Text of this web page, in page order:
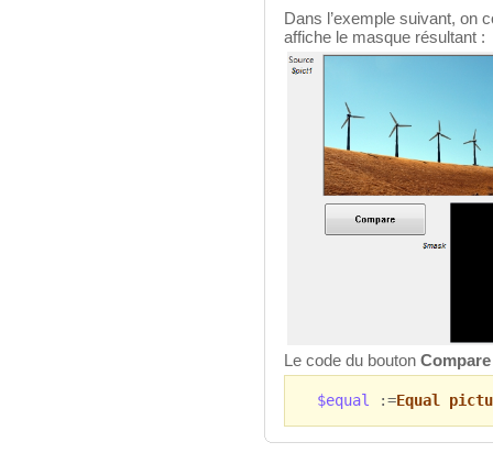
Dans l’exemple suivant, on
affiche le masque résultant :
Le code du bouton Compare
$equal :=Equal